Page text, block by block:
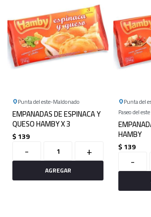
Punta del este Maldonado
EMPANADAS DE ESPINACA Y
QUESO HAMBY X 3
$139
- +
Punta del
Paseo del este
HAMBY
$139
-